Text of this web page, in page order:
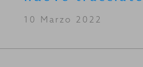
10 Marzo 2022